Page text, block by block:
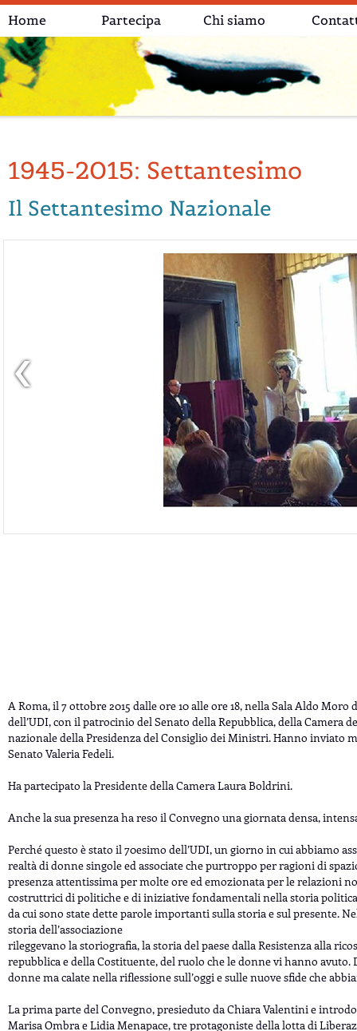
Home Partecipa Chi siamo
1945-2015: Settantesimo
Il Settantesimo Nazionale
A Roma, il 7 ottobre 2015 dalle ore 10 alle ore 18, nella Sala Aldo
dell’UDI, con il patrocinio del Senato della Repubblica, della
nazionale della Presidenza del Consiglio dei Ministri. Hanno inviato
Senato Valeria Fedeli.
Ha partecipato la Presidente della Camera Laura Boldrini.
Anche la sua presenza ha reso il Convegno una giornata densa,
Perché questo è stato il 70esimo dell’UDI, un giorno in cui abbiamo
realtà di donne singole ed associate che purtroppo per ragioni di
presenza attentissima per molte ore ed emozionata per le relazioni
costruttrici di politiche e di iniziative fondamentali nella storia
da cui sono state dette parole importanti sulla storia e sul presente.
storia dell’associazione
rileggevano la storiografia, la storia del paese dalla Resistenza alla
repubblica e della Costituente, del ruolo che le donne vi hanno
donne ma calate nella riflessione sull’oggi e sulle nuove sfide che
La prima parte del Convegno, presieduto da Chiara Valentini e
Marisa Ombra e Lidia Menapace, tre protagoniste della lotta di